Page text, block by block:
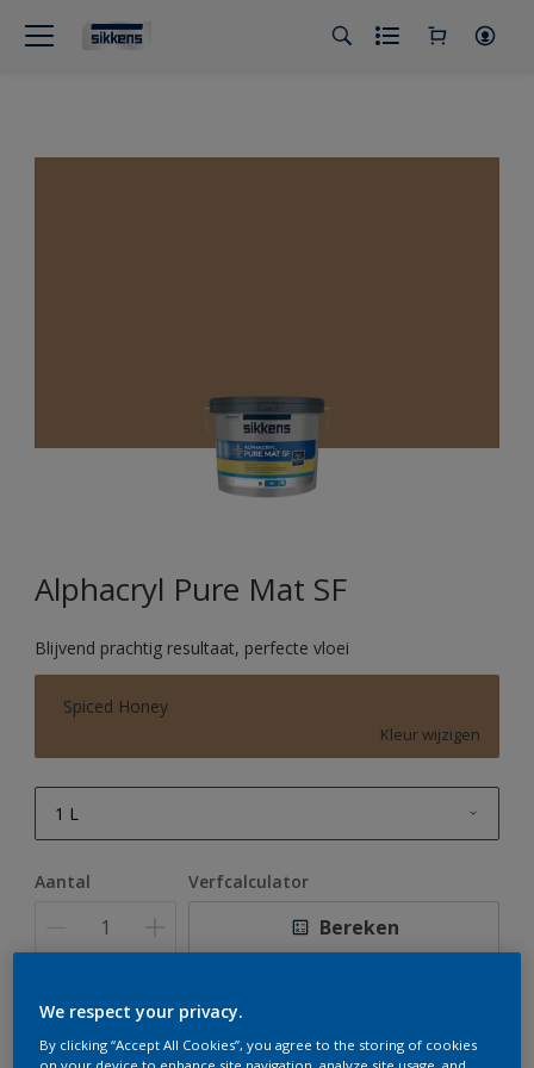
Alphacryl Pure Mat SF
Blijvend prachtig resultaat, perfecte vloei
Spiced Honey
Kleur wijzigen
1 L
Aantal Verfcalculator
Bereken
Op dit moment is het niet mogelijk dit product online
te bestellen. Houd de website in de gaten, we werken
We respect your privacy.
By clicking “Accept All Cookies”, you agree to the storing of cookies
on your device to enhance site navigation, analyze site usage, and